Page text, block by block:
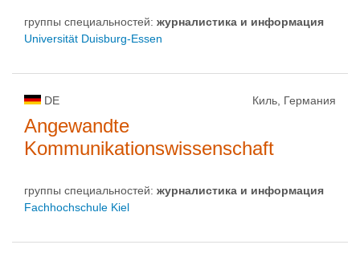
группы специальностей: журналистика и информация
Universität Duisburg-Essen
DE Киль, Германия
Angewandte
Kommunikationswissenschaft
группы специальностей: журналистика и информация
Fachhochschule Kiel